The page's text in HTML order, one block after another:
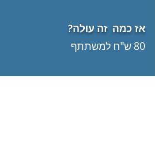
אז כמה זה עולה?
80 ש"ח למשתתף